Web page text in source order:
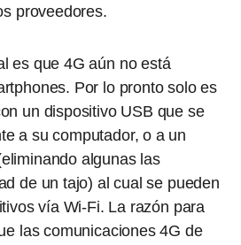
proveedores.
es que 4G aún no está
Por lo pronto solo es
un dispositivo USB que se
a su computador, o a un
algunas las
de un tajo) al cual se pueden
vía Wi-Fi. La razón para
las comunicaciones 4G de